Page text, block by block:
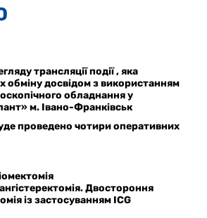
трансляції події , яка
обміну досвідом з використанням
обладнання у
м. Івано-Франківськ
проведено чотири оперативних
Двостороння
із застосуванням ICG